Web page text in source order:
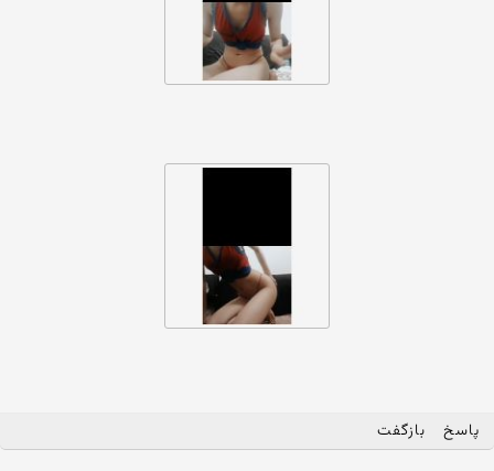
پاسخ بازگفت